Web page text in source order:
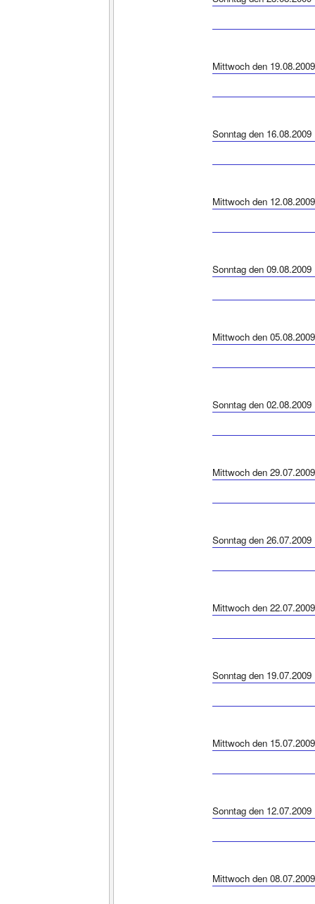
Mittwoch den 19.08.2009
Sonntag den 16.08.2009
Mittwoch den 12.08.2009
Sonntag den 09.08.2009
Mittwoch den 05.08.2009
Sonntag den 02.08.2009
Mittwoch den 29.07.2009
Sonntag den 26.07.2009
Mittwoch den 22.07.2009
Sonntag den 19.07.2009
Mittwoch den 15.07.2009
Sonntag den 12.07.2009
Mittwoch den 08.07.2009